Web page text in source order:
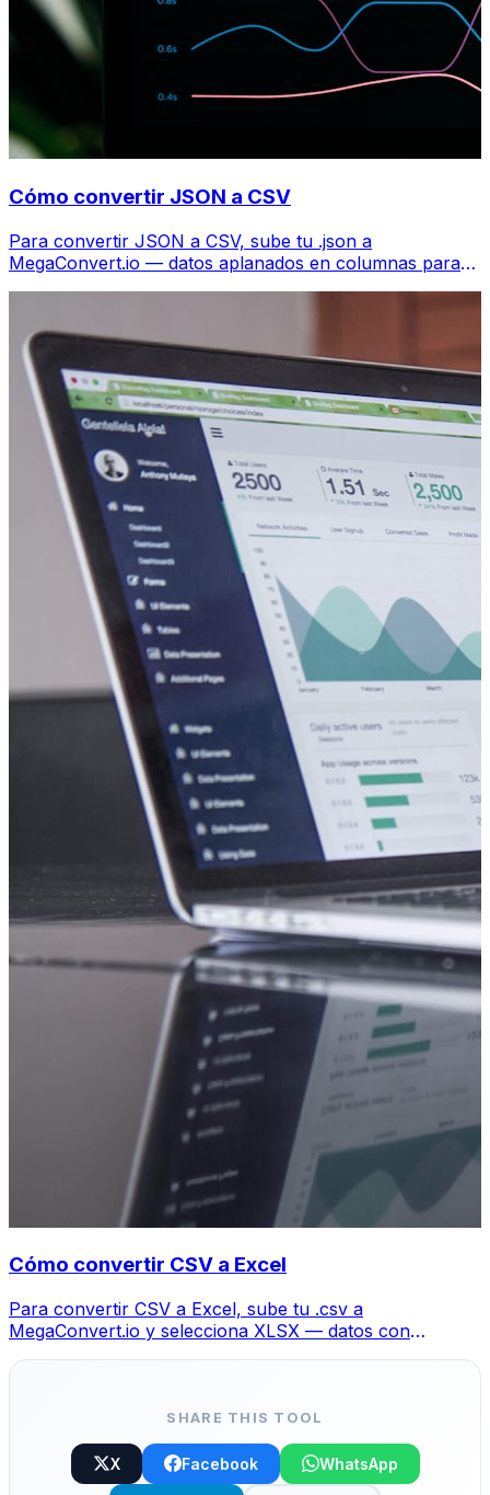
Cómo convertir JSON a CSV
Para convertir JSON a CSV, sube tu .json a
MegaConvert.io — datos aplanados en columnas para
Cómo convertir CSV a Excel
Para convertir CSV a Excel, sube tu .csv a
MegaConvert.io y selecciona XLSX — datos con
SHARE THIS TOOL
X Facebook WhatsApp